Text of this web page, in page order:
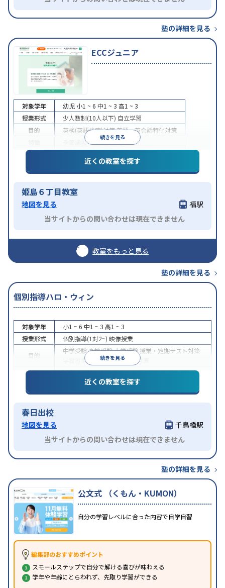
塾の詳細を見る
ECCジュニア
続きを見る
対象学年 幼児 小1 ~ 6 中1 ~ 3 高1 ~ 3
授業形式
少人数制(10人以下) 自立学習
目的
英検(英語検定)対策英語・英会話特化対策
季節講習のみの受講可
近くの教室を探す
姫島６丁目教室
地図を見る
福駅
当サイトからの問い合わせは現在できません
教室をもっと見る
塾の詳細を見る
個別指導ハロ・ウィン
続きを見る
対象学年 小1 ~ 6 中1 ~ 3 高1 ~ 3
授業形式
個別指導(1対2~) 映像授業
目的
中学受験高校受験大学受験 授業・定期テスト対策
学習習慣の定着科目別特化対策
授業の振替可能学習にPC・タブレットを利用オン
ライン対応1科目から受講可能
近くの教室を探す
春日出校
地図を見る
千鳥橋駅
当サイトからの問い合わせは現在できません
塾の詳細を見る
公文式 （くもん・KUMON）
自分の学習レベルに合った内容で自学自習
編集部のおすすめポイント
スモールステップで自分で解ける喜びが味わえる
学年や年齢にとらわれず、先取り学習ができる